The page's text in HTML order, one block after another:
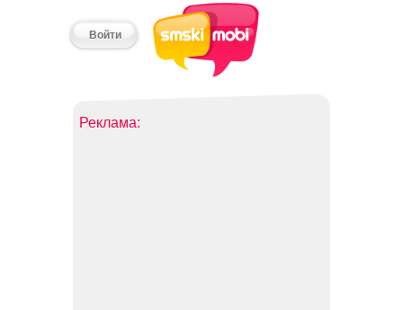
Войти
Реклама: